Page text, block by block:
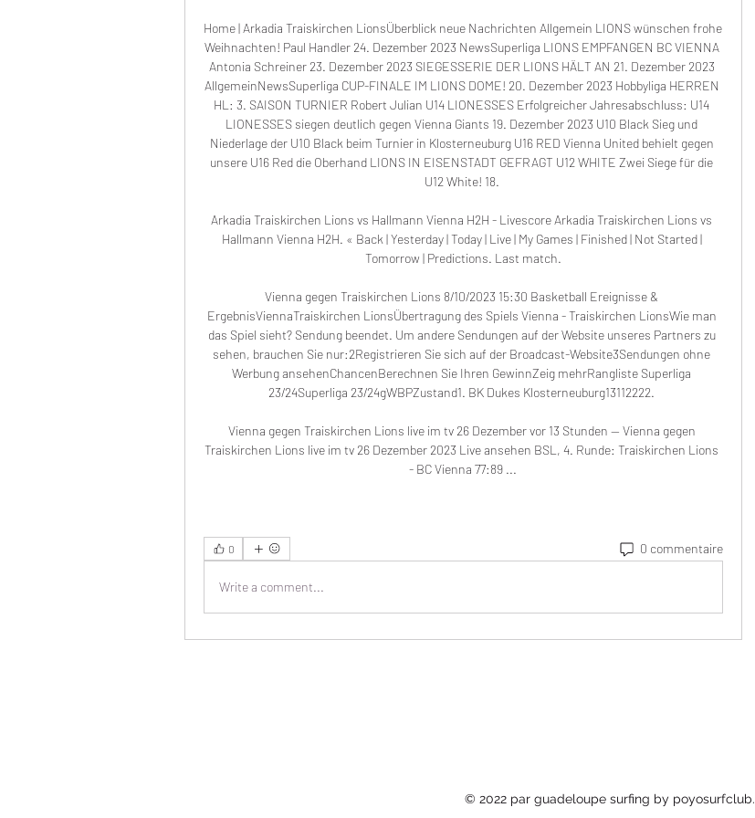
Home | Arkadia Traiskirchen LionsÜberblick neue Nachrichten Allgemein LIONS wünschen frohe
Weihnachten! Paul Handler 24. Dezember 2023 NewsSuperliga LIONS EMPFANGEN BC VIENNA
Antonia Schreiner 23. Dezember 2023 SIEGESSERIE DER LIONS HÄLT AN 21. Dezember 2023
AllgemeinNewsSuperliga CUP-FINALE IM LIONS DOME! 20. Dezember 2023 Hobbyliga HERREN
HL: 3. SAISON TURNIER Robert Julian U14 LIONESSES Erfolgreicher Jahresabschluss: U14
LIONESSES siegen deutlich gegen Vienna Giants 19. Dezember 2023 U10 Black Sieg und
Niederlage der U10 Black beim Turnier in Klosterneuburg U16 RED Vienna United behielt gegen
unsere U16 Red die Oberhand LIONS IN EISENSTADT GEFRAGT U12 WHITE Zwei Siege für die
U12 White! 18.
Arkadia Traiskirchen Lions vs Hallmann Vienna H2H - Livescore Arkadia Traiskirchen Lions vs
Hallmann Vienna H2H. « Back | Yesterday | Today | Live | My Games | Finished | Not Started |
Tomorrow | Predictions. Last match.
Vienna gegen Traiskirchen Lions 8/10/2023 15:30 Basketball Ereignisse &
ErgebnisViennaTraiskirchen LionsÜbertragung des Spiels Vienna - Traiskirchen LionsWie man
das Spiel sieht? Sendung beendet. Um andere Sendungen auf der Website unseres Partners zu
sehen, brauchen Sie nur:2Registrieren Sie sich auf der Broadcast-Website3Sendungen ohne
Werbung ansehenChancenBerechnen Sie Ihren GewinnZeig mehrRangliste Superliga
23/24Superliga 23/24gWBPZustand1. BK Dukes Klosterneuburg13112222.
Vienna gegen Traiskirchen Lions live im tv 26 Dezember vor 13 Stunden — Vienna gegen
Traiskirchen Lions live im tv 26 Dezember 2023 Live ansehen BSL, 4. Runde: Traiskirchen Lions
- BC Vienna 77:89 ...
0 0 commentaire
Write a comment...
© 2022 par guadeloupe surfing by poyosurfclub.